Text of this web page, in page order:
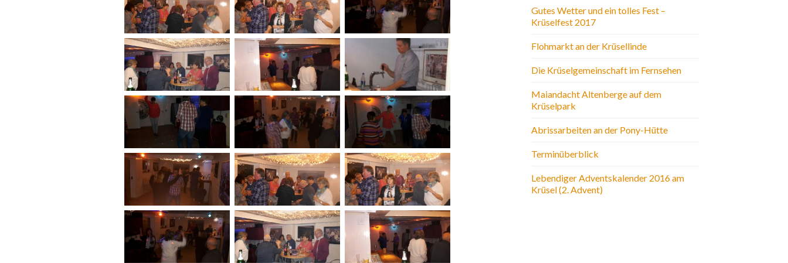
Gutes Wetter und ein tolles Fest –
Krüselfest 2017
Flohmarkt an der Krüsellinde
Die Krüselgemeinschaft im Fernsehen
Maiandacht Altenberge auf dem
Krüselpark
Abrissarbeiten an der Pony-Hütte
Terminüberblick
Lebendiger Adventskalender 2016 am
Krüsel (2. Advent)